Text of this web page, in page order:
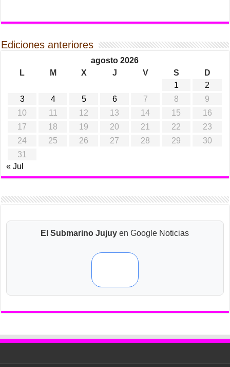
Ediciones anteriores
agosto 2026
L
M X J V S
D
1
2
3
4 5 6 7 8
9
10
11 12 13 14 15
16
17
18 19 20 21 22
23
24
25 26 27 28 29
30
31
« Jul
El Submarino Jujuy en Google Noticias